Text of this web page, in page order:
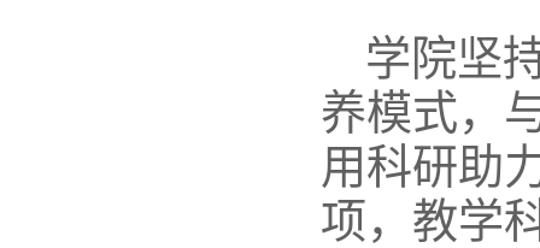
学院坚
养模式，
用科研助
项，教学